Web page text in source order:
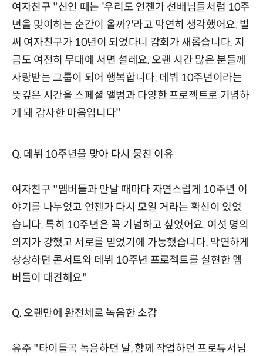
여자친구 "신인 때는 '우리도 언젠가 선배님들처럼 10주
년을 맞이하는 순간이 올까?'라고 막연히 생각했어요. 벌
써 여자친구가 10년이 되었다니 감회가 새롭습니다. 지
금도 여전히 무대에 서면 설레요. 오랜 시간 많은 분들께
사랑받는 그룹이 되어 행복합니다. 데뷔 10주년이라는
뜻깊은 시간을 스페셜 앨범과 다양한 프로젝트로 기념하
게 돼 감사한 마음입니다"
Q. 데뷔 10주년을 맞아 다시 뭉친 이유
여자친구 "멤버들과 만날 때마다 자연스럽게 10주년 이
야기를 나누었고 언젠가 다시 모일 거라는 확신이 있었
습니다. 특히 10주년은 꼭 기념하고 싶었어요. 여섯 명의
의지가 강했고 서로를 믿었기에 가능했습니다. 막연하게
상상하던 콘서트와 데뷔 10주년 프로젝트를 실현한 멤
버들이 대견해요"
Q. 오랜만에 완전체로 녹음한 소감
유주 "타이틀곡 녹음하던 날, 함께 작업하던 프로듀서님